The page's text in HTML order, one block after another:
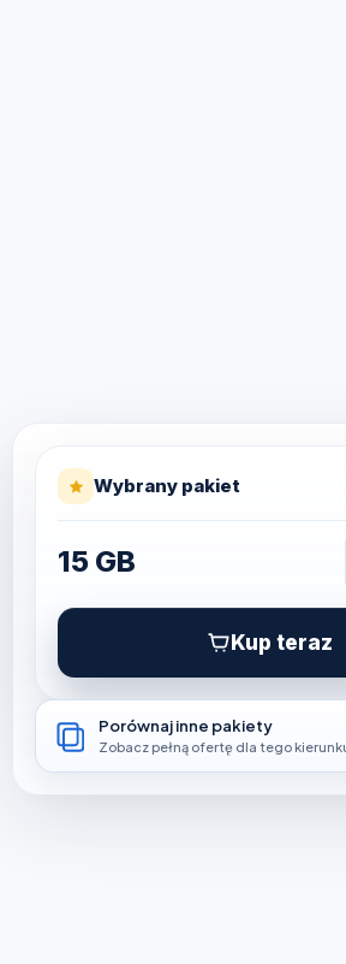
Wybrany pakiet
15 GB
Kup teraz
Porównaj inne pakiety
Zobacz pełną ofertę dla tego